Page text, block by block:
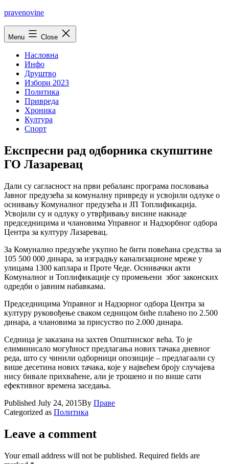
Skip
pravenovine
Menu Close
Насловна
Инфо
Друштво
Избори 2023
Политика
Привреда
Хроника
Култура
Спорт
Експресни рад одборника скупштине
ГО Лазаревац
Дали су сагласност на први ребаланс програма пословања
Јавног предузећа за комуналну привреду и усвоjили одлуке о
оснивању Комуналног предузећа и ЈП Топлификациjа.
Усвоjили су и одлуку о утврђивању висине накнаде
председницима и члановима Управног и Надзорбног одбора
Центра за културу Лазаревац.
За Комунално предузеће укупно ће бити повећана средства за
105 500 000 динара, за изградњу канализационе мреже у
улицама 1300 каплара и Проте Чеде. Оснивачки акти
Комуналног и Топлификациjе су промењени због законских
одредби о jавним набавкама.
Председницима Управног и Надзорног одбора Центра за
културу руковођење сваком седницом биће плаћено по 2.500
динара, а члановима за присуство по 2.000 динара.
Седница jе заказана на захтев Општинског већа. То jе
елиминисало могућност предлагања нових тачака дневног
реда, што су чинили одборници опозициjе – предлагаали су
више десетина нових тачака, коjе у наjвећем броjу случаjева
нису бивале прихваћене, али jе трошено и по више сати
ефективног времена заседања.
Published July 24, 2015By Праве
Categorized as Политика
Leave a comment
Your email address will not be published. Required fields are